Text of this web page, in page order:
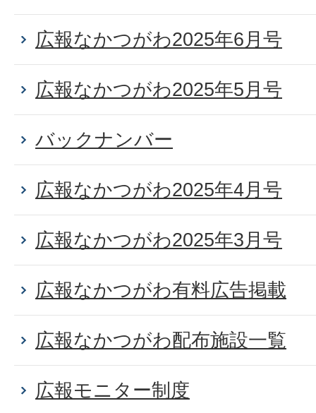
広報なかつがわ2025年6月号
広報なかつがわ2025年5月号
バックナンバー
広報なかつがわ2025年4月号
広報なかつがわ2025年3月号
広報なかつがわ有料広告掲載
広報なかつがわ配布施設一覧
広報モニター制度